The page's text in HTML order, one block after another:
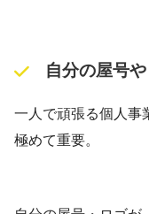
自分の屋号
一人で頑張る個人事
極めて重要。